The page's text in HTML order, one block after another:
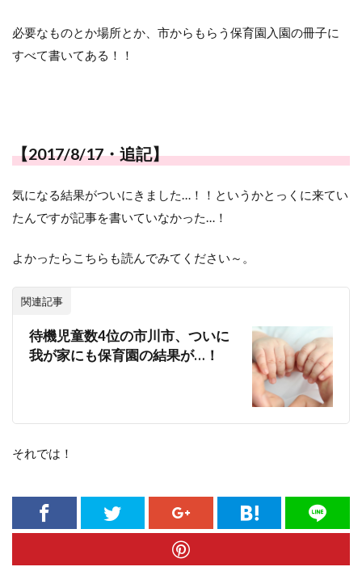
必要なものとか場所とか、市からもらう保育園入園の冊子に
すべて書いてある！！
【2017/8/17・追記】
気になる結果がついにきました…！！というかとっくに来てい
たんですが記事を書いていなかった…！
よかったらこちらも読んでみてください～。
関連記事
待機児童数4位の市川市、ついに
我が家にも保育園の結果が…！
それでは！